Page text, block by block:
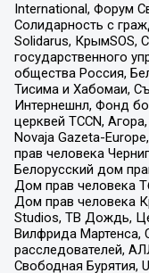
International, Форум
Солидарность с
Solidarus, КрымSOS,
государственного
общества Россия,
Тисима и Хабомаи,
Интернешнл, Фонд
церквей TCCN,
Novaja Gazeta-
прав человека
Белорусский дом
Дом прав человека
Дом прав человека
Studios, ТВ Дождь,
Вилфрида Мартенса,
расследователей,
Свободная Бурятия,